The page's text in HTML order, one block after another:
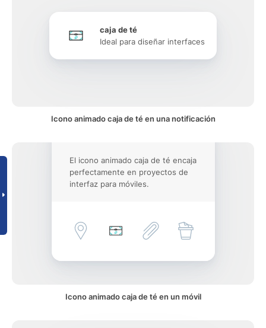
caja de té
Ideal para diseñar interfaces
Icono animado caja de té en una notificación
El icono animado caja de té encaja
perfectamente en proyectos de
interfaz para móviles.
Icono animado caja de té en un móvil